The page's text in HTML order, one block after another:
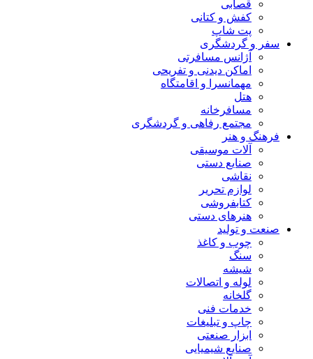
قصابی
کفش و کتانی
پت شاپ
سفر و گردشگری
آژانس مسافرتی
اماکن دیدنی و تفریحی
مهمانسرا و اقامتگاه
هتل
مسافرخانه
مجتمع رفاهی و گردشگری
فرهنگ و هنر
آلات موسیقی
صنایع دستی
نقاشی
لوازم تحریر
کتابفروشی
هنرهای دستی
صنعت و تولید
چوب و کاغذ
سنگ
شیشه
لوله و اتصالات
گلخانه
خدمات فنی
چاپ و تبلیغات
ابزار صنعتی
صنایع شیمیایی